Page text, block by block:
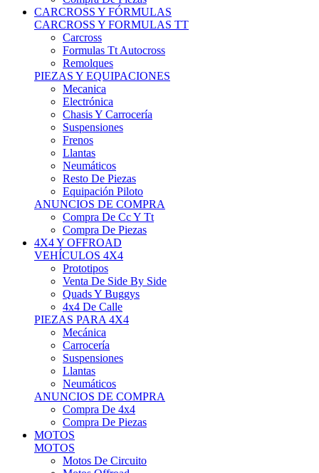
CARCROSS Y FÓRMULAS
CARCROSS Y FORMULAS TT
Carcross
Formulas Tt Autocross
Remolques
PIEZAS Y EQUIPACIONES
Mecanica
Electrónica
Chasis Y Carrocería
Suspensiones
Frenos
Llantas
Neumáticos
Resto De Piezas
Equipación Piloto
ANUNCIOS DE COMPRA
Compra De Cc Y Tt
Compra De Piezas
4X4 Y OFFROAD
VEHÍCULOS 4X4
Prototipos
Venta De Side By Side
Quads Y Buggys
4x4 De Calle
PIEZAS PARA 4X4
Mecánica
Carrocería
Suspensiones
Llantas
Neumáticos
ANUNCIOS DE COMPRA
Compra De 4x4
Compra De Piezas
MOTOS
MOTOS
Motos De Circuito